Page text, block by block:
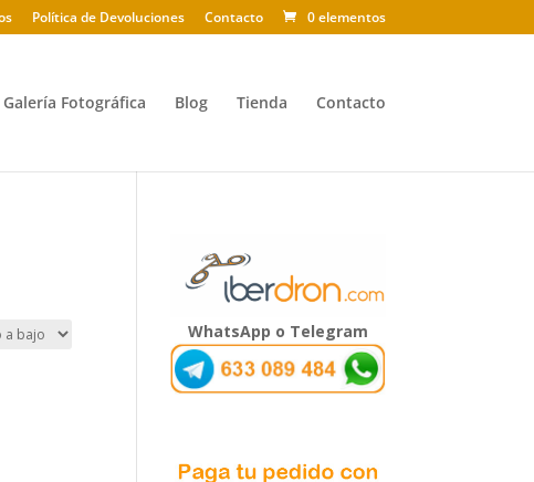
Política de Devoluciones Contacto 0 elementos
Galería Fotográfica Blog Tienda Contacto
WhatsApp o Telegram